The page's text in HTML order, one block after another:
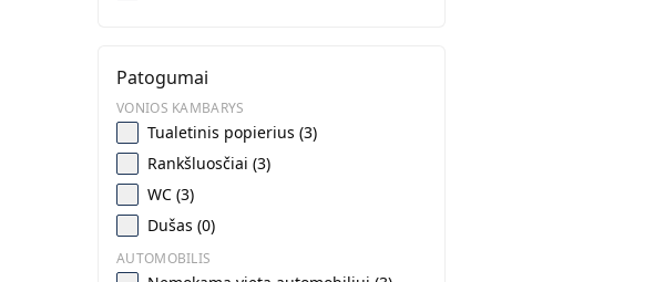
Patogumai
VONIOS KAMBARYS
Tualetinis popierius (3)
Rankšluosčiai (3)
WC (3)
Dušas (0)
AUTOMOBILIS